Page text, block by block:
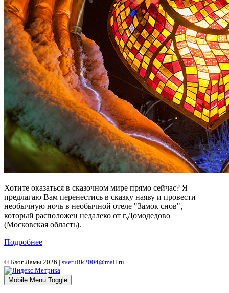
Хотите оказаться в сказочном мире прямо сейчас? Я
предлагаю Вам перенестись в сказку наяву и провести
необычную ночь в необычной отеле "Замок снов",
который расположен недалеко от г.Домодедово
(Московская область).
Подробнее
© Блог Ламы 2026 | svetulik2004@mail.ru
Mobile Menu Toggle